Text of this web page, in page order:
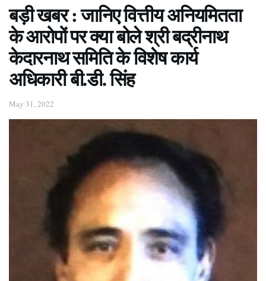
बड़ी खबर : जानिए वित्तीय अनियमितता
के आरोपों पर क्या बोले श्री बद्रीनाथ
केदारनाथ समिति के विशेष कार्य
अधिकारी बी.डी. सिंह
May 31, 2022